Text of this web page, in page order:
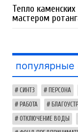
Тепло
мастером
популярные
СИНТЗ ПЕРСОНА
РАБОТА
ОТКЛЮЧЕНИЕ ВОДЫ